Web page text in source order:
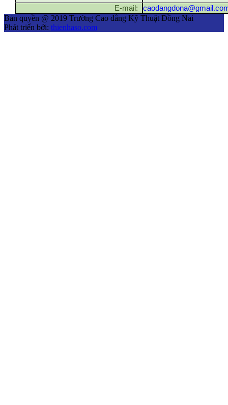
E-mail:
Bản quyền @ 2019 Trường Cao đẳng Kỹ Thuật Đồng Nai
Phát triển bởi: thienhaso.com